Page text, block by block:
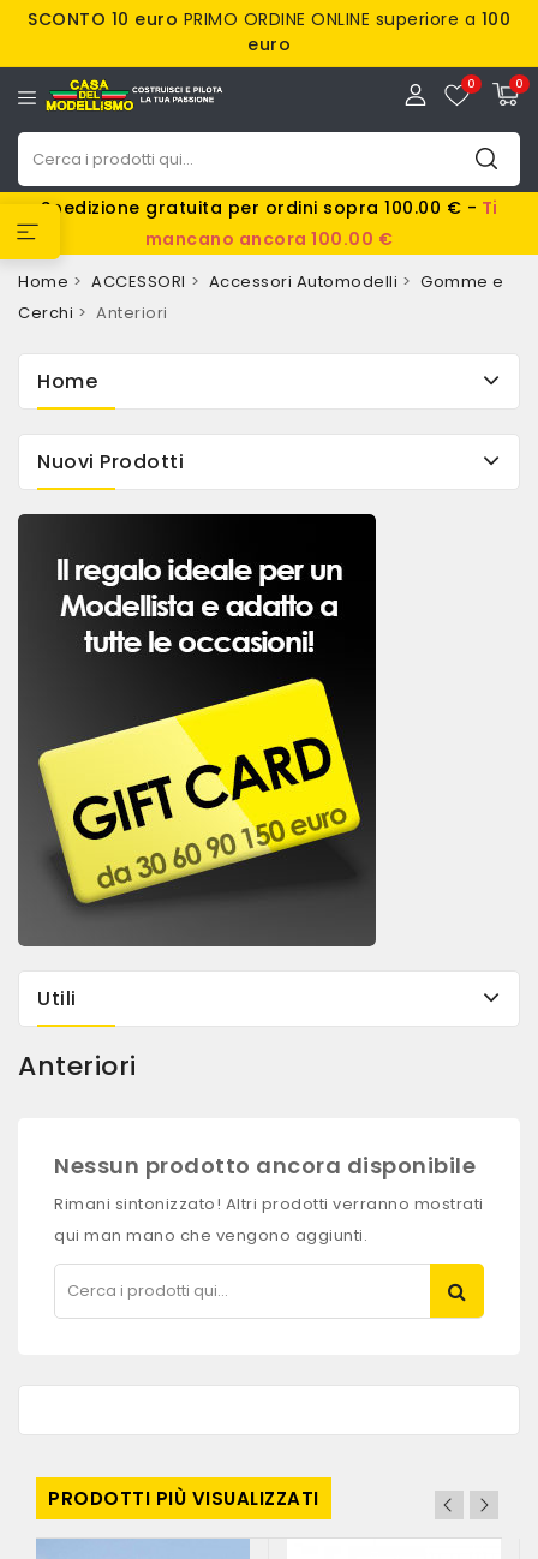
SCONTO 10 euro PRIMO ORDINE ONLINE superiore a 100
euro
0
0
Spedizione gratuita per ordini sopra 100.00 € - Ti
mancano ancora 100.00 €
Home ACCESSORI Accessori Automodelli
Gomme e
Cerchi
Anteriori
Home
Nuovi Prodotti
Utili
Anteriori
Nessun prodotto ancora disponibile
Rimani sintonizzato! Altri prodotti verranno mostrati
qui man mano che vengono aggiunti.
PRODOTTI PIÙ VISUALIZZATI